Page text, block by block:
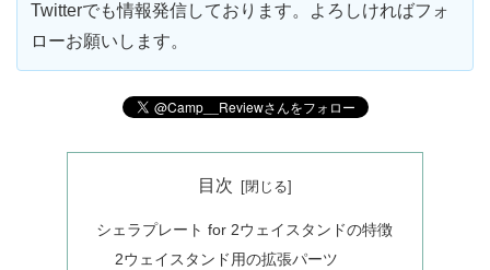
Twitterでも情報発信しております。よろしければフォ
ローお願いします。
目次
シェラプレート for 2ウェイスタンドの特徴
2ウェイスタンド用の拡張パーツ